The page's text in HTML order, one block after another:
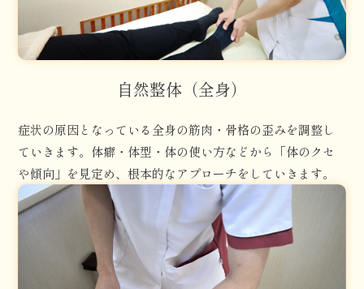
自然整体（全身）
症状の原因となっている全身の筋肉・骨格の歪みを調整し
ていきます。体癖・体型・体の使い方などから「体のクセ
や傾向」を見定め、根本的なアプローチをしていきます。